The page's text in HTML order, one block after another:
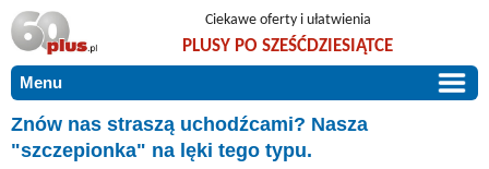
Ciekawe oferty i ułatwienia
PLUSY PO SZEŚĆDZIESIĄTCE
Menu
START
PROMOCJE
Znów nas straszą uchodźcami? Nasza
"szczepionka" na lęki tego typu.